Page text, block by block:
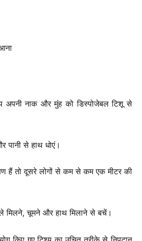
नाक और मुंह को डिस्पोजेबल टिशू से
पानी से हाथ धोएं।
हैं तो दूसरे लोगों से कम से कम एक मीटर की
मिलने, चूमने और हाथ मिलाने से बचें।